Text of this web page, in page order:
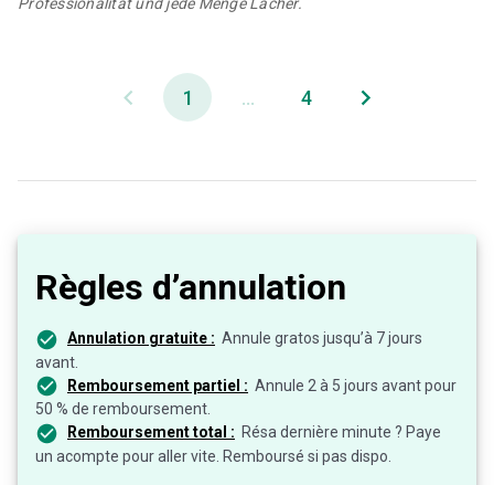
Professionalität und jede Menge Lacher.
1 ... 4
Règles d’annulation
Annulation gratuite : Annule gratos jusqu’à 7 jours
avant.
Remboursement partiel : Annule 2 à 5 jours avant pour
50 % de remboursement.
Remboursement total : Résa dernière minute ? Paye
un acompte pour aller vite. Remboursé si pas dispo.